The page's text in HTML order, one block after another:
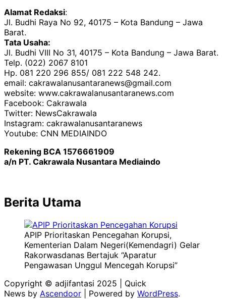
Alamat Redaksi:
Jl. Budhi Raya No 92, 40175 – Kota Bandung – Jawa
Barat.
Tata Usaha:
Jl. Budhi VIII No 31, 40175 – Kota Bandung – Jawa Barat.
Telp. (022) 2067 8101
Hp. 081 220 296 855/ 081 222 548 242.
email: cakrawalanusantaranews@gmail.com
website: www.cakrawalanusantaranews.com
Facebook: Cakrawala
Twitter: NewsCakrawala
Instagram: cakrawalanusantaranews
Youtube: CNN MEDIAINDO
Rekening BCA 1576661909
a/n PT. Cakrawala Nusantara Mediaindo
Berita Utama
APIP Prioritaskan Pencegahan Korupsi,
Kementerian Dalam Negeri(Kemendagri) Gelar
Rakorwasdanas Bertajuk “Aparatur
Pengawasan Unggul Mencegah Korupsi”
Copyright © adjifantasi 2025 | Quick
News by Ascendoor | Powered by WordPress.